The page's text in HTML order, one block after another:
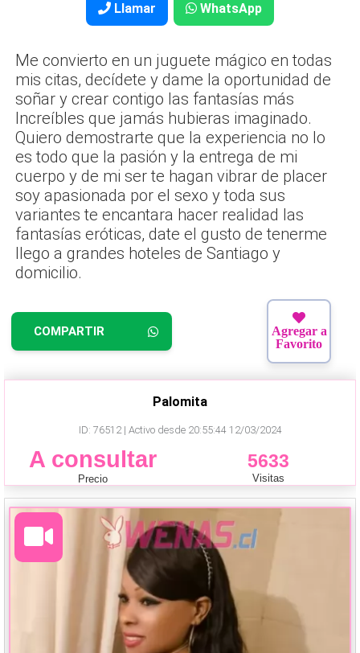
Llamar WhatsApp
Me convierto en un juguete mágico en todas
mis citas, decídete y dame la oportunidad de
soñar y crear contigo las fantasías más
Increíbles que jamás hubieras imaginado.
Quiero demostrarte que la experiencia no lo
es todo que la pasión y la entrega de mi
cuerpo y de mi ser te hagan vibrar de placer
soy apasionada por el sexo y toda sus
variantes te encantara hacer realidad las
fantasías eróticas, date el gusto de tenerme
llego a grandes hoteles de Santiago y
domicilio.
COMPARTIR
Agregar a
Favorito
Palomita
ID: 76512 | Activo desde 20:55:44 12/03/2024
A consultar
Precio
5633
Visitas